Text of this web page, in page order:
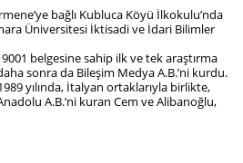
bağlı Kubluca Köyü İlkokulu’nda
Üniversitesi İktisadi ve İdari Bilimler
9001 belgesine sahip ilk ve tek araştırma
sonra da Bileşim Medya A.B.’ni kurdu.
yılında, İtalyan ortaklarıyla birlikte,
A.B.’ni kuran Cem ve Alibanoğlu,